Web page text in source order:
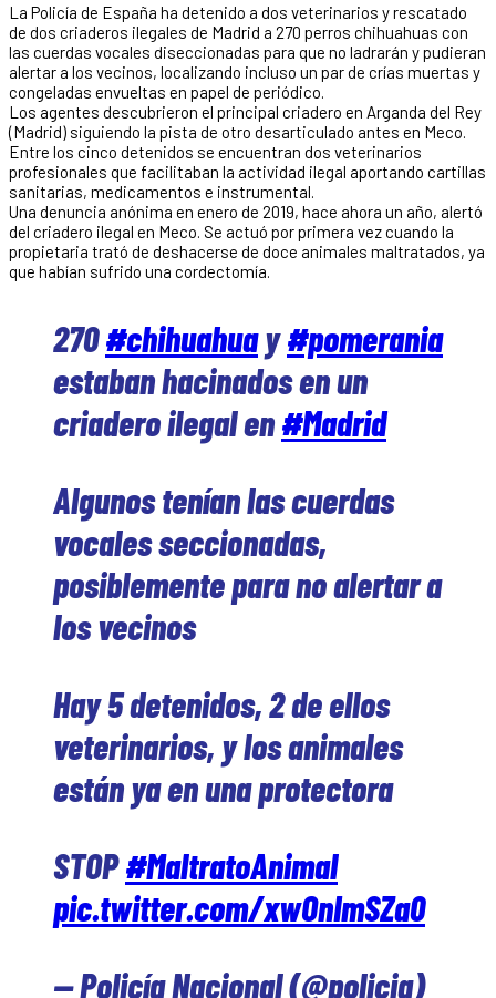
La Policía de España ha detenido a dos veterinarios y rescatado
de dos criaderos ilegales de Madrid a 270 perros chihuahuas con
las cuerdas vocales diseccionadas para que no ladrarán y pudieran
alertar a los vecinos, localizando incluso un par de crías muertas y
congeladas envueltas en papel de periódico.
Los agentes descubrieron el principal criadero en Arganda del Rey
(Madrid) siguiendo la pista de otro desarticulado antes en Meco.
Entre los cinco detenidos se encuentran dos veterinarios
profesionales que facilitaban la actividad ilegal aportando cartillas
sanitarias, medicamentos e instrumental.
Una denuncia anónima en enero de 2019, hace ahora un año, alertó
del criadero ilegal en Meco. Se actuó por primera vez cuando la
propietaria trató de deshacerse de doce animales maltratados, ya
que habían sufrido una cordectomía.
270#chihuahuay#pomerania
estaban hacinados en un
criadero ilegal en#Madrid
Algunos tenían las cuerdas
vocales seccionadas,
posiblemente para no alertar a
los vecinos
Hay 5 detenidos, 2 de ellos
veterinarios, y los animales
están ya en una protectora
STOP#MaltratoAnimal
pic.twitter.com/xwOnImSZa0
— Policía Nacional (@policia)